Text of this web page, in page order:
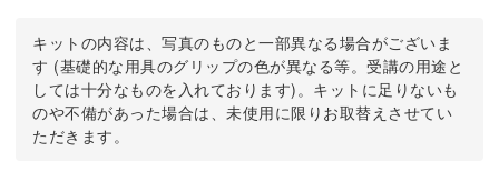
キットの内容は、写真のものと一部異なる場合がございま
す (基礎的な用具のグリップの色が異なる等。受講の用途と
しては十分なものを入れております)。キットに足りないも
のや不備があった場合は、未使用に限りお取替えさせてい
ただきます。